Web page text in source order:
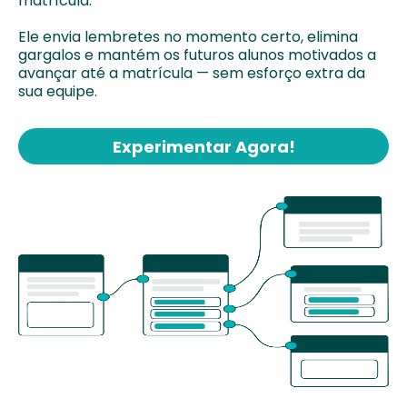
Ele envia lembretes no momento certo, elimina
gargalos e mantém os futuros alunos motivados a
avançar até a matrícula — sem esforço extra da
sua equipe.
Experimentar Agora!